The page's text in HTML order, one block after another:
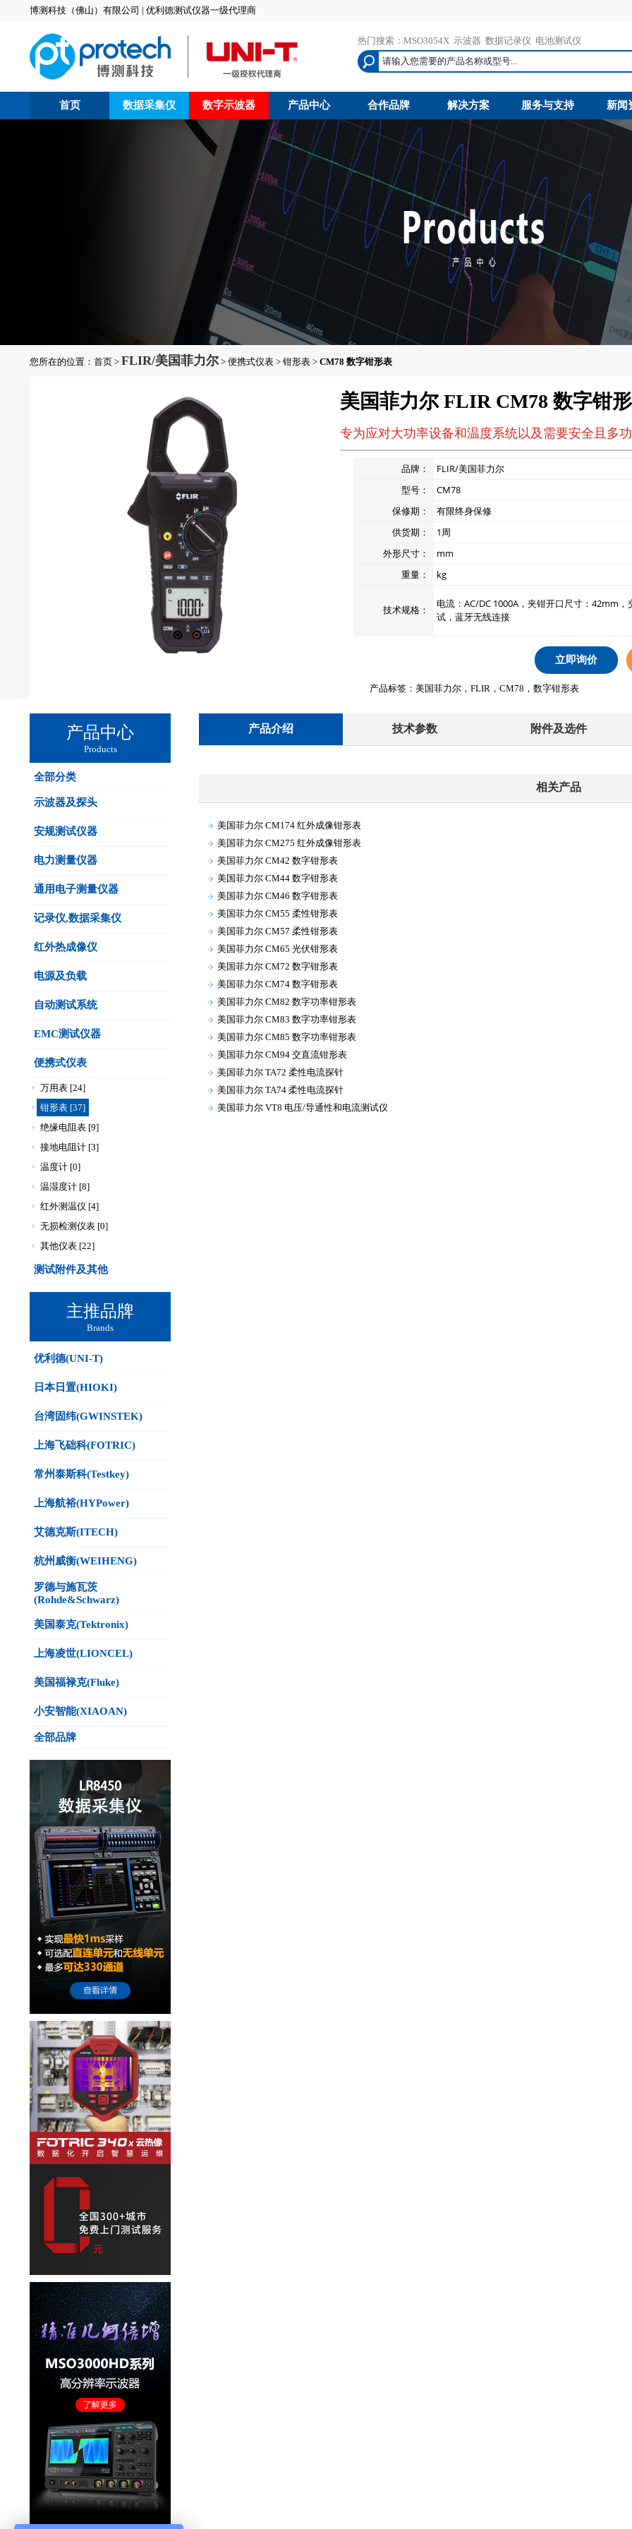
博测科技（佛山）有限公司 | 优利德测试仪器一级代理商
热门搜索： MSO3054X 示波器 数据记录仪 电池测试仪
首页 数据采集仪 数字示波器 产品中心 合作品牌 解决方案 服务与支持 新闻
您所在的位置： 首页 > FLIR/美国菲力尔 > 便携式仪表 > 钳形表 > CM78 数字钳形表
美国菲力尔 FLIR CM78 数字钳
专为应对大功率设备和温度系统以及需要安全且多
品牌：
FLIR/美国菲力尔
型号：
CM78
保修期：
有限终身保修
供货期：
1周
外形尺寸：
mm
重量：
kg
技术规格：
电流：AC/DC 1000A，夹钳开口尺寸：42mm
试，蓝牙无线连接
立即询价
产品标签：美国菲力尔，FLIR，CM78，数字钳形表
产品中心
Products
全部分类
示波器及探头
安规测试仪器
电力测量仪器
通用电子测量仪器
记录仪,数据采集仪
红外热成像仪
电源及负载
自动测试系统
EMC测试仪器
便携式仪表
万用表 [24]
钳形表 [37]
绝缘电阻表 [9]
接地电阻计 [3]
温度计 [0]
温湿度计 [8]
红外测温仪 [4]
无损检测仪表 [0]
其他仪表 [22]
测试附件及其他
主推品牌
Brands
优利德(UNI-T)
日本日置(HIOKI)
台湾固纬(GWINSTEK)
上海飞础科(FOTRIC)
常州泰斯科(Testkey)
上海航裕(HYPower)
艾德克斯(ITECH)
杭州威衡(WEIHENG)
罗德与施瓦茨
(Rohde&Schwarz)
美国泰克(Tektronix)
上海凌世(LIONCEL)
美国福禄克(Fluke)
小安智能(XIAOAN)
全部品牌
产品介绍 技术参数 附件及选件
相关产品
美国菲力尔 CM174 红外成像钳形表
美国菲力尔 CM275 红外成像钳形表
美国菲力尔 CM42 数字钳形表
美国菲力尔 CM44 数字钳形表
美国菲力尔 CM46 数字钳形表
美国菲力尔 CM55 柔性钳形表
美国菲力尔 CM57 柔性钳形表
美国菲力尔 CM65 光伏钳形表
美国菲力尔 CM72 数字钳形表
美国菲力尔 CM74 数字钳形表
美国菲力尔 CM82 数字功率钳形表
美国菲力尔 CM83 数字功率钳形表
美国菲力尔 CM85 数字功率钳形表
美国菲力尔 CM94 交直流钳形表
美国菲力尔 TA72 柔性电流探针
美国菲力尔 TA74 柔性电流探针
美国菲力尔 VT8 电压/导通性和电流测试仪